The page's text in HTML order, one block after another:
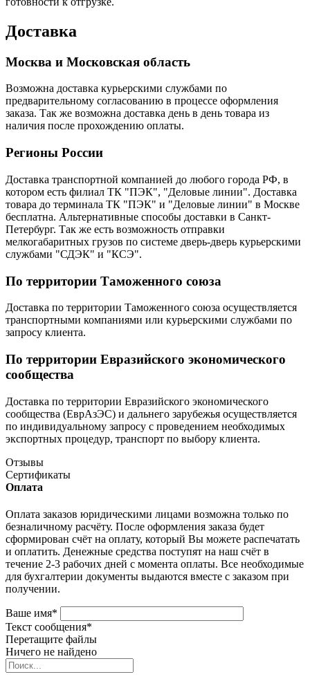
Доставка
Москва и Московская область
Возможна доставка курьерскими службами по
предварительному согласованию в процессе оформления
заказа. Так же возможна доставка день в день товара из
наличия после прохождению оплаты.
Регионы России
Доставка транспортной компанией до любого города РФ, в
котором есть филиал ТК "ПЭК", "Деловые линии". Доставка
товара до терминала ТК "ПЭК" и "Деловые линии" в Москве
бесплатна. Альтернативные способы доставки в Санкт-
Петербург. Так же есть возможность отправки
мелкогабаритных грузов по системе дверь-дверь курьерскими
службами "СДЭК" и "КСЭ".
По территории Таможенного союза
Доставка по территории Таможенного союза осуществляется
транспортными компаниями или курьерскими службами по
запросу клиента.
По территории Евразийского экономического
сообщества
Доставка по территории Евразийского экономического
сообщества (ЕврАзЭС) и дальнего зарубежья осуществляется
по индивидуальному запросу с проведением необходимых
экспортных процедур, транспорт по выбору клиента.
Отзывы
Сертификаты
Оплата
Оплата заказов юридическими лицами возможна только по
безналичному расчёту. После оформления заказа будет
сформирован счёт на оплату, который Вы можете распечатать
и оплатить. Денежные средства поступят на наш счёт в
течение 2-3 рабочих дней с момента оплаты. Все необходимые
для бухгалтерии документы выдаются вместе с заказом при
получении.
Ваше имя*
Текст сообщения*
Перетащите файлы
Ничего не найдено